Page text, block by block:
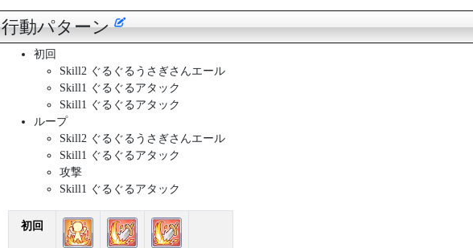
行動パターン
初回
Skill2 ぐるぐるうさぎさんエール
Skill1 ぐるぐるアタック
Skill1 ぐるぐるアタック
ループ
Skill2 ぐるぐるうさぎさんエール
Skill1 ぐるぐるアタック
攻撃
Skill1 ぐるぐるアタック
初回